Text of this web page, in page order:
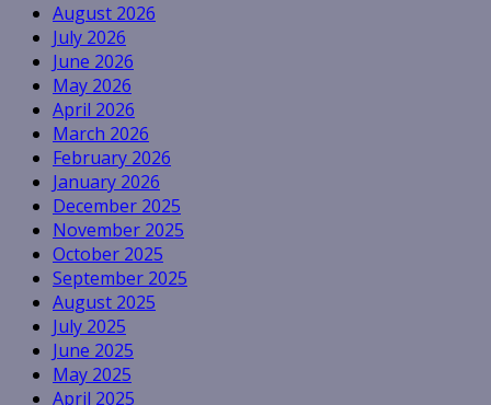
August 2026
July 2026
June 2026
May 2026
April 2026
March 2026
February 2026
January 2026
December 2025
November 2025
October 2025
September 2025
August 2025
July 2025
June 2025
May 2025
April 2025